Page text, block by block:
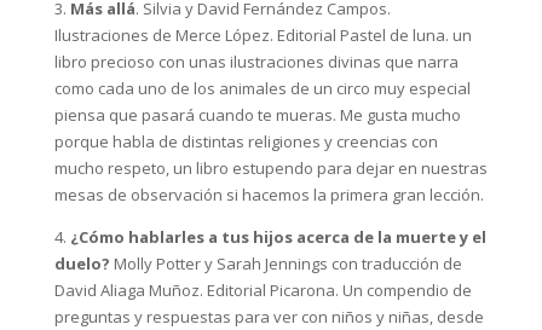
3. Más allá. Silvia y David Fernández Campos.
Ilustraciones de Merce López. Editorial Pastel de luna. un
libro precioso con unas ilustraciones divinas que narra
como cada uno de los animales de un circo muy especial
piensa que pasará cuando te mueras. Me gusta mucho
porque habla de distintas religiones y creencias con
mucho respeto, un libro estupendo para dejar en nuestras
mesas de observación si hacemos la primera gran lección.
4. ¿Cómo hablarles a tus hijos acerca de la muerte y el
duelo? Molly Potter y Sarah Jennings con traducción de
David Aliaga Muñoz. Editorial Picarona. Un compendio de
preguntas y respuestas para ver con niños y niñas, desde